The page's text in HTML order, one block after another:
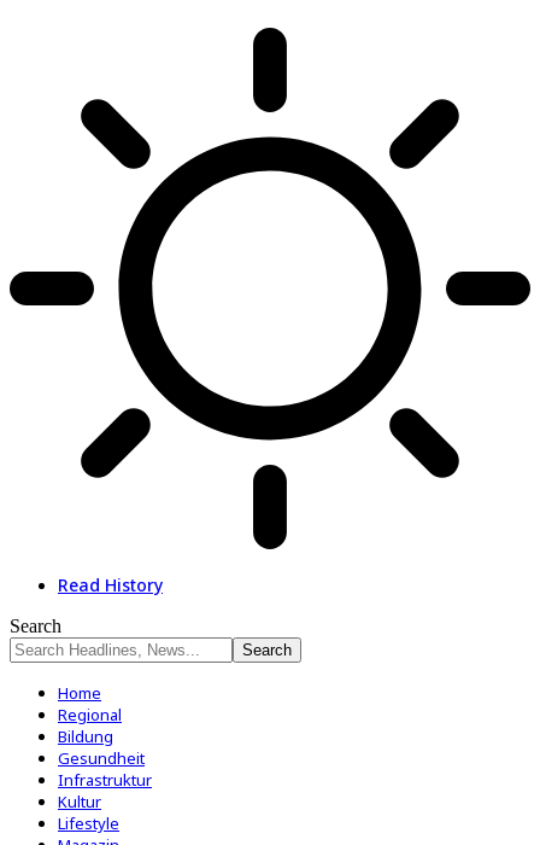
Read History
Search
Home
Regional
Bildung
Gesundheit
Infrastruktur
Kultur
Lifestyle